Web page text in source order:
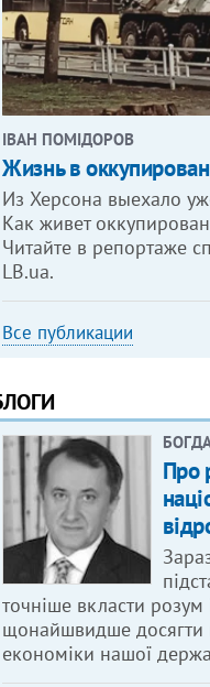
ІВАН ПОМІДОРОВ
Жизнь в
Из Херсона выехало
Как живет
Читайте в репортаже
LB.ua.
Все публикации
Про
точніше вкласти розум
щонайшвидше досягти
економіки нашої